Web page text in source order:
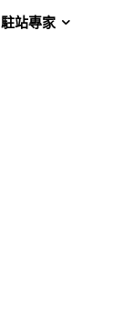
駐站專家